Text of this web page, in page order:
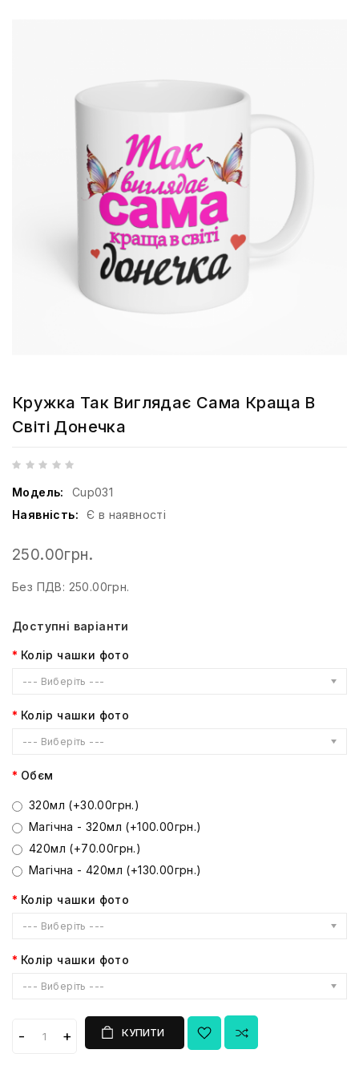
Кружка Так Виглядає Сама Краща В
Світі Донечка
Модель:
Cup031
Наявність:
Є в наявності
250.00грн.
Без ПДВ: 250.00грн.
Доступні варіанти
Колір чашки фото
--- Виберіть ---
Колір чашки фото
--- Виберіть ---
Обєм
320мл (+30.00грн.)
Магічна - 320мл (+100.00грн.)
420мл (+70.00грн.)
Магічна - 420мл (+130.00грн.)
Колір чашки фото
--- Виберіть ---
Колір чашки фото
--- Виберіть ---
КУПИТИ